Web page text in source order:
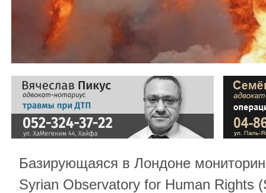
Базирующаяся в Лондоне
Syrian Observatory for Human Rights